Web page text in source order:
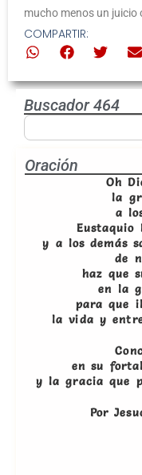
mucho menos un juicio
COMPARTIR:
Buscador 464
Oración
Oh
la
a
y a los demás
de
haz que
en la
para que
la vida y
en su
y la gracia que
Por